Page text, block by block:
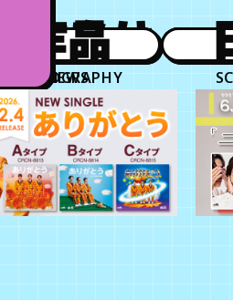
お知らせ
NEWS
作品
DISCOGRAPHY